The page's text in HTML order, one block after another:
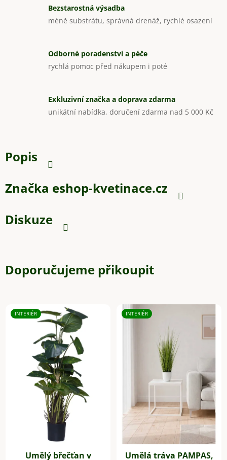
Bezstarostná výsadba
méně substrátu, správná drenáž, rychlé osazení
Odborné poradenství a péče
rychlá pomoc před nákupem i poté
Exkluzivní značka a doprava zdarma
unikátní nabídka, doručení zdarma nad 5 000 Kč
Popis
Značka eshop-kvetinace.cz
Diskuze
Doporučujeme přikoupit
INTERIÉR
Umělý břečťan v
INTERIÉR
Umělá tráva PAMPAS,